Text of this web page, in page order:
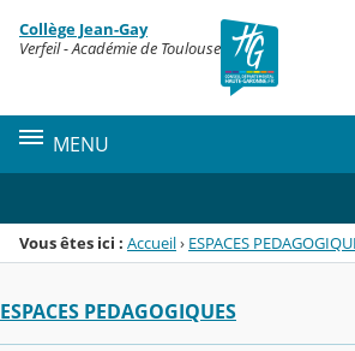
Menu de la rubrique
Contenu
Collège Jean-Gay
Verfeil - Académie de Toulouse
MENU
Vous êtes ici : Accueil› ESPACES
ESPACES PEDAGOGIQUES